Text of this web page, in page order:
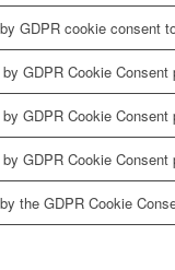
GDPR cookie consent
GDPR Cookie
GDPR Cookie
GDPR Cookie
the GDPR Cookie